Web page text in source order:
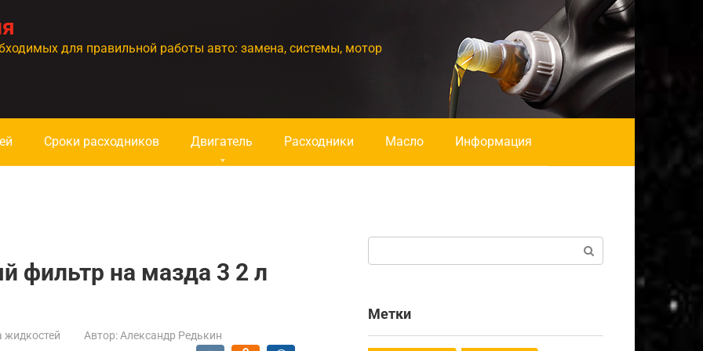
для правильной работы авто: замена, системы, мотор
Сроки расходников Двигатель Расходники Масло Информация
фильтр на мазда 3 2 л
жидкостей Автор: Александр Редькин
Метки